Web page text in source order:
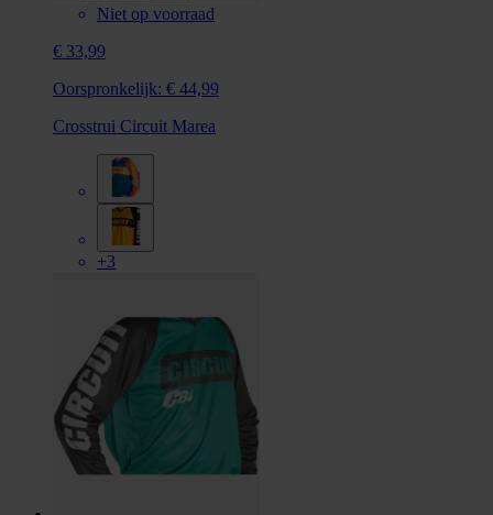
Niet op voorraad
€ 33,99
Oorspronkelijk: € 44,99
Crosstrui Circuit Marea
+3